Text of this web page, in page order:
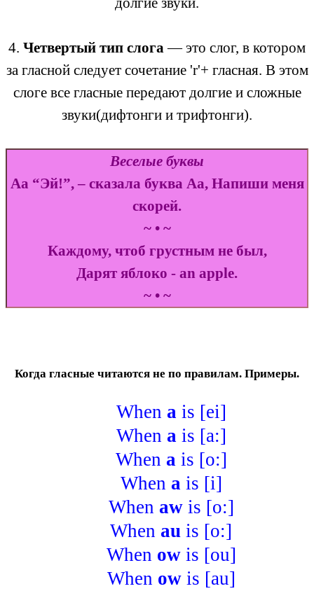
4. Четвертый тип слога— это слог, в котором
за гласной следует сочетание 'r'+ гласная. В этом
слоге все гласные передают долгие и сложные
звуки(дифтонги и трифтонги).
Веселые буквы
Аа “Эй!”, – сказала буква Аа, Напиши меня
скорей.
~ • ~
Каждому, чтоб грустным не был,
Дарят яблоко - an apple.
~ • ~
Когда гласные читаются не по правилам. Примеры.
When a is [ei]
When a is [a:]
When a is [o:]
When a is [i]
When awis [o:]
When au is [o:]
When owis [ou]
When owis [au]